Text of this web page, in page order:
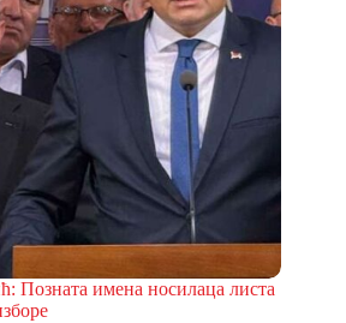
Позната имена носилаца листа